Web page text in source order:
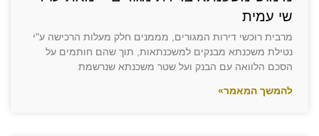
שי עמית
מרבית רוכשי דירות המגורים, מממנים חלק מעלות הרכישה ע"י
נטילת משכנתא מבנקים למשכנתאות, תוך שהם חותמים על
הסכם הלוואה עם הבנק ועל שטר משכנתא שנרשמת
להמשך המאמר»